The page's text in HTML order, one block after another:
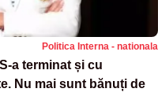
Politica Interna - nationala
a terminat și cu
Nu mai sunt bănuți de